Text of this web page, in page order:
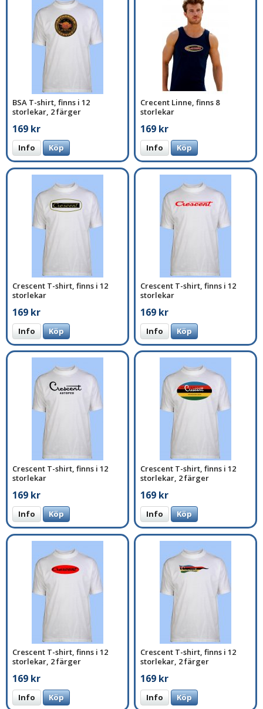
BSA T-shirt, finns i 12
storlekar, 2 färger
169 kr
Info Köp
Crecent Linne, finns 8
storlekar
169 kr
Info Köp
Crescent T-shirt, finns i 12
storlekar
169 kr
Info Köp
Crescent T-shirt, finns i 12
storlekar
169 kr
Info Köp
Crescent T-shirt, finns i 12
storlekar
169 kr
Info Köp
Crescent T-shirt, finns i 12
storlekar, 2 färger
169 kr
Info Köp
Crescent T-shirt, finns i 12
storlekar, 2 färger
169 kr
Info Köp
Crescent T-shirt, finns i 12
storlekar, 2 färger
169 kr
Info Köp